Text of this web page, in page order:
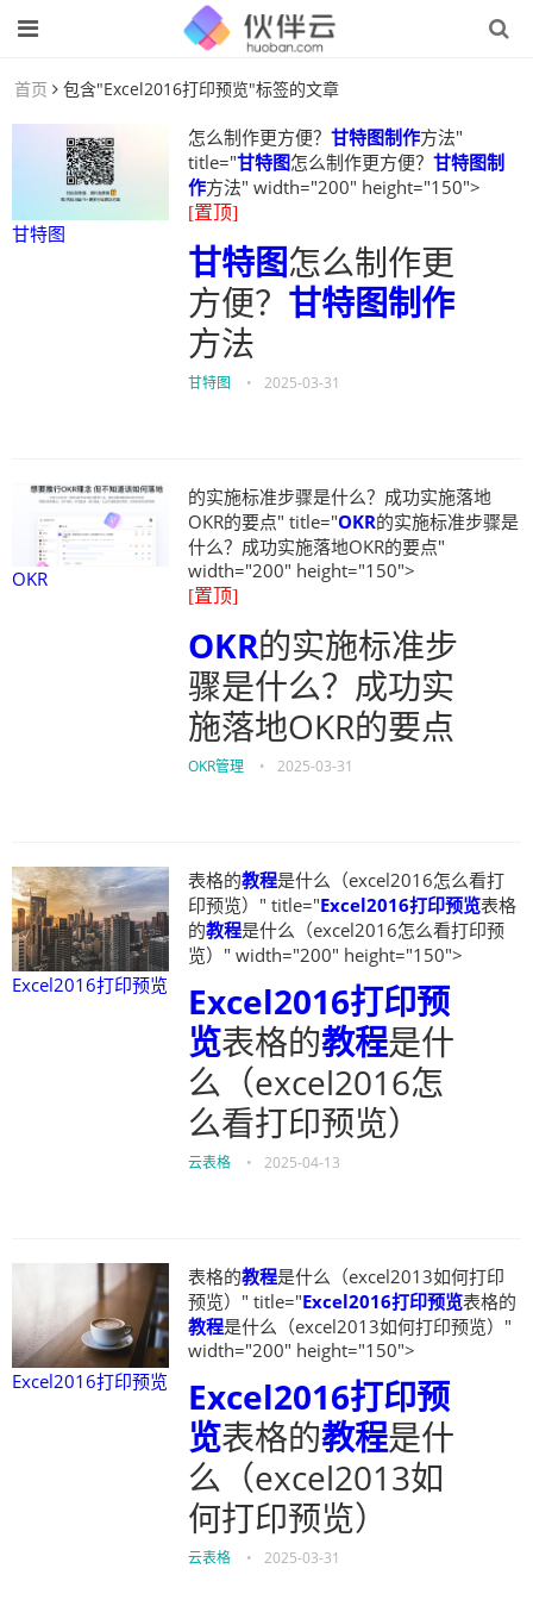
首页 包含"Excel2016打印预览"标签的文章
甘特图
怎么制作更方便？ 甘特图制作方法"
title="甘特图怎么制作更方便？ 甘特图制
作方法" width="200" height="150">
[置顶]
甘特图怎么制作更
方便？ 甘特图制作
方法
甘特图 • 2025-03-31
OKR
的实施标准步骤是什么？成功实施落地
OKR的要点" title="OKR的实施标准步骤是
什么？成功实施落地OKR的要点"
width="200" height="150">
[置顶]
OKR的实施标准步
骤是什么？成功实
施落地OKR的要点
OKR管理 • 2025-03-31
Excel2016打印预览
表格的教程是什么（excel2016怎么看打
印预览）" title="Excel2016打印预览表格
的教程是什么（excel2016怎么看打印预
览）" width="200" height="150">
Excel2016打印预
览表格的教程是什
么（excel2016怎
么看打印预览）
云表格 • 2025-04-13
Excel2016打印预览
表格的教程是什么（excel2013如何打印
预览）" title="Excel2016打印预览表格的
教程是什么（excel2013如何打印预览）"
width="200" height="150">
Excel2016打印预
览表格的教程是什
么（excel2013如
何打印预览）
云表格 • 2025-03-31